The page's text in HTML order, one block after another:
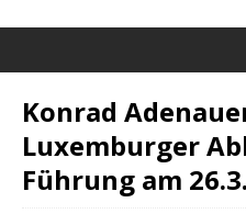
Konrad
Luxemburger
Führung am